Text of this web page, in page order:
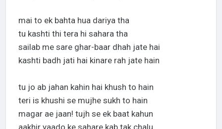
mai to ek bahta hua dariya tha
tu kashti thi tera hi sahara tha
sailab me sare ghar-baar dhah jate hai
kashti badh jati hai kinare rah jate hain
tu jo ab jahan kahin hai khush to hain
teri is khushi se mujhe sukh to hain
magar ae jaan! tujh se ek baat kahun